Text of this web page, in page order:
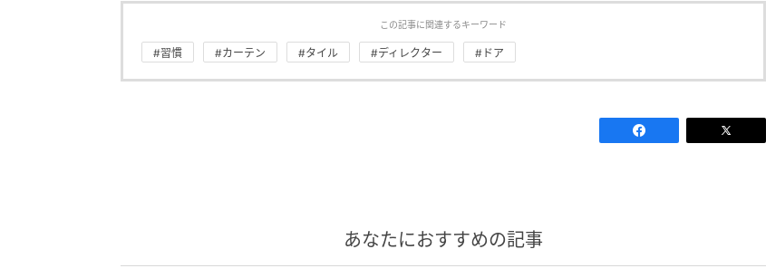
この記事に関連するキーワード
#習慣 #カーテン #タイル #ディレクター #ドア
あなたにおすすめの記事